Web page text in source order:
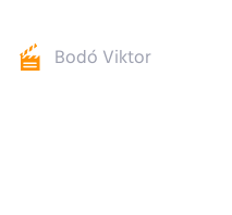
Bodó Viktor